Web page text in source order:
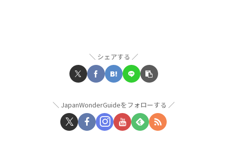
シェアする
JapanWonderGuideをフォローする